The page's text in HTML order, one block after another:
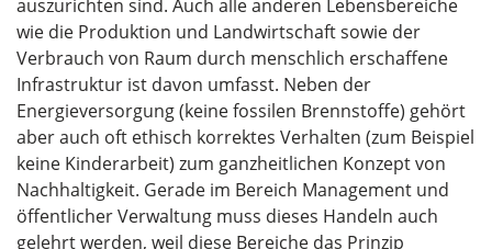
auszurichten sind. Auch alle anderen Lebensbereiche
wie die Produktion und Landwirtschaft sowie der
Verbrauch von Raum durch menschlich erschaffene
Infrastruktur ist davon umfasst. Neben der
Energieversorgung (keine fossilen Brennstoffe) gehört
aber auch oft ethisch korrektes Verhalten (zum Beispiel
keine Kinderarbeit) zum ganzheitlichen Konzept von
Nachhaltigkeit. Gerade im Bereich Management und
öffentlicher Verwaltung muss dieses Handeln auch
gelehrt werden, weil diese Bereiche das Prinzip